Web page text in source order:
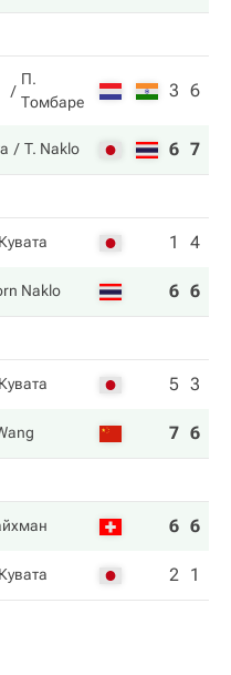
П.
Томбаре
3 6
T. Naklo 6 7
1 4
Naklo 6 6
5 3
7 6
6 6
2 1